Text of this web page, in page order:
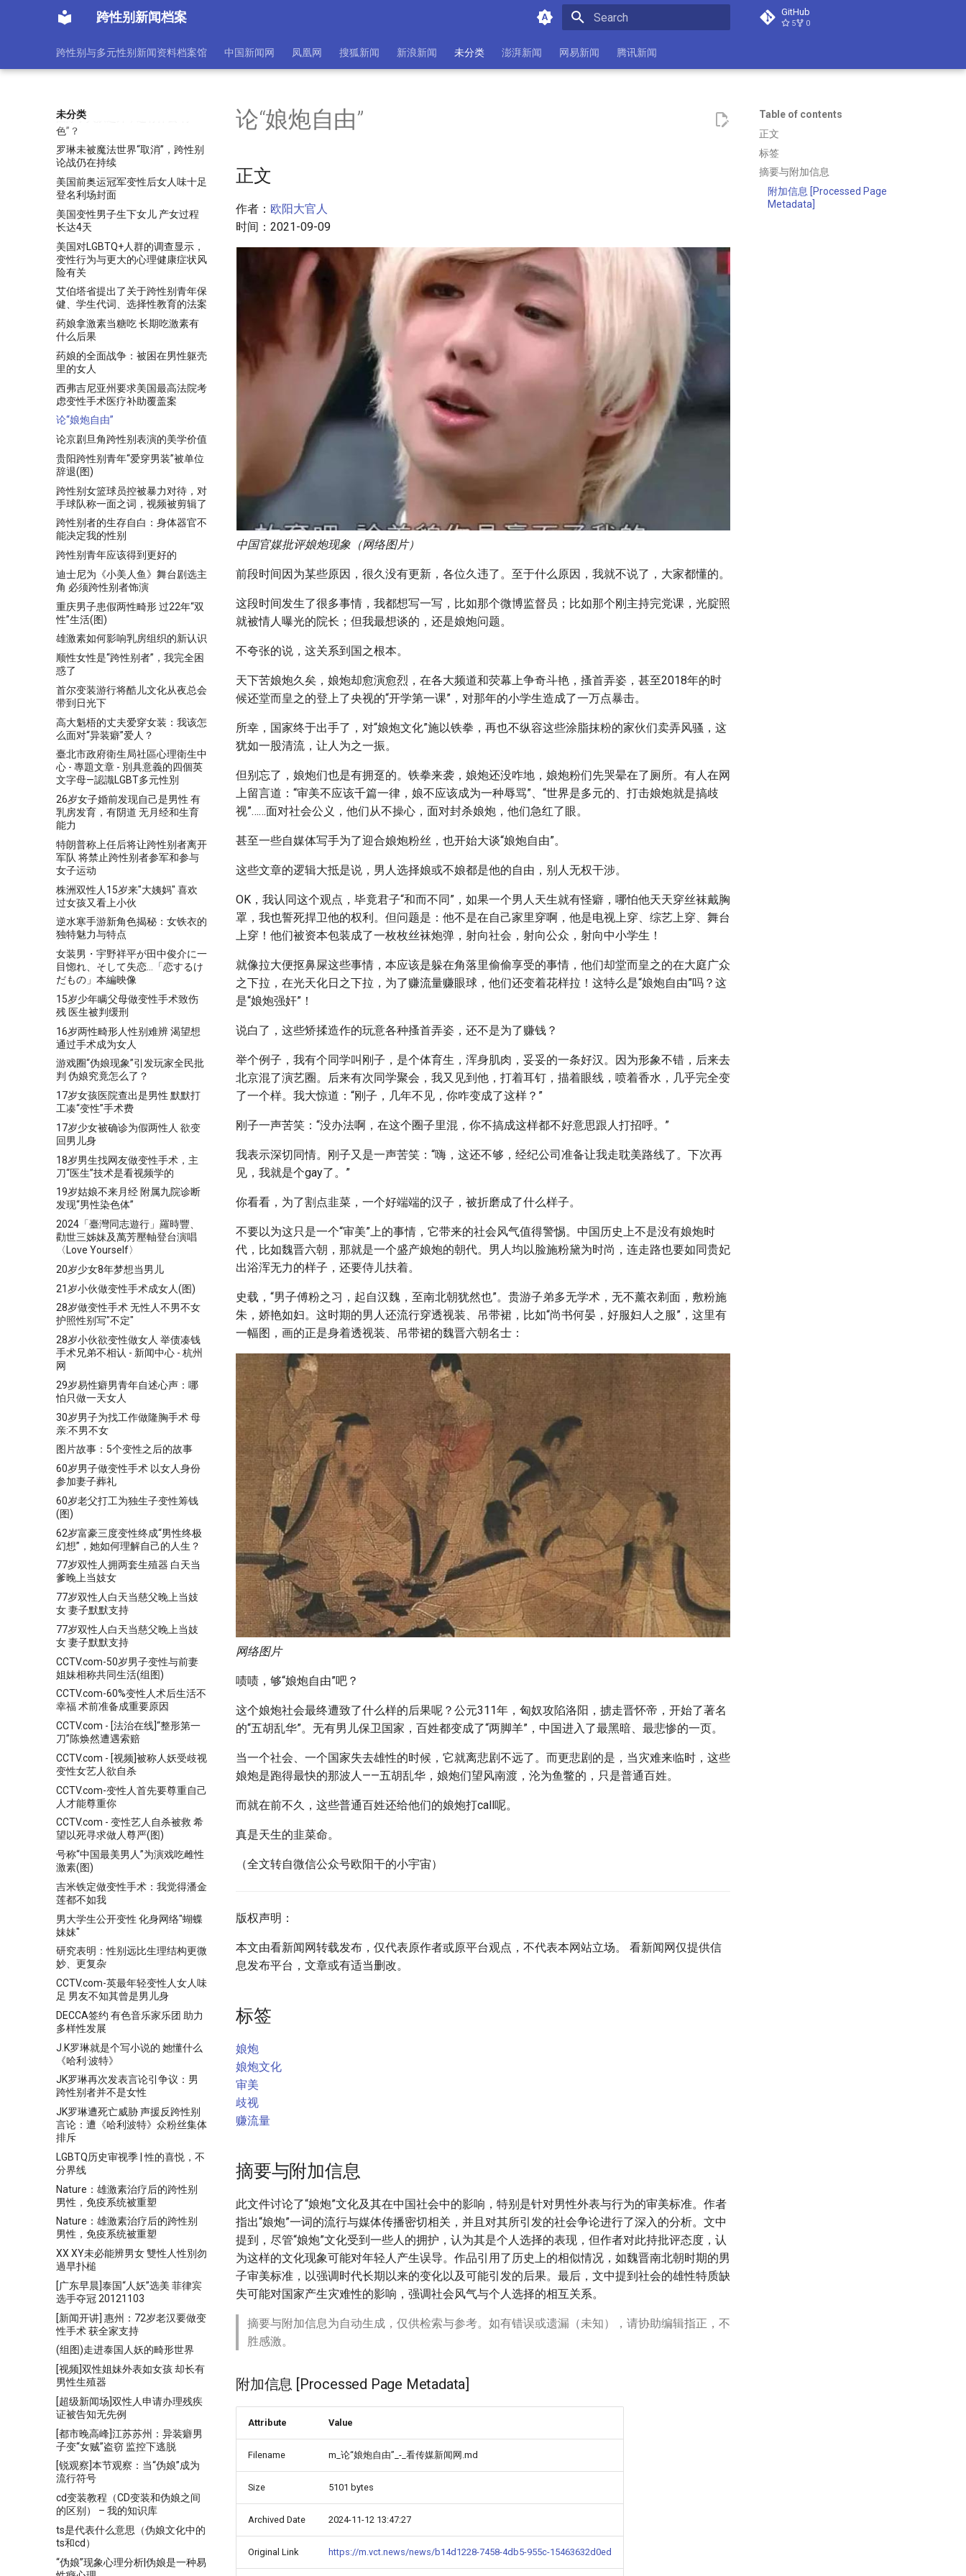
跨性别新闻档案 GitHub
5 0
跨性别与多元性别新闻资料档案馆 中国新闻网 凤凰网 搜狐新闻 新浪新闻 未分类 澎湃新闻 网易新闻 腾讯新闻
未分类
男子网恋被骗10万 “日籍华人美少
女”实为易性癖男生
又是他
男游客拒绝人妖服务被殴:记者暗
国除了人妖之外，还有什么“特
色”？
罗琳未被魔法世界“取消”，跨性别
论战仍在持续
美国前奥运冠军变性后女人味十足
登名利场封面
美国变性男子生下女儿 产女过程
长达4天
美国对LGBTQ+人群的调查显示，
变性行为与更大的心理健康症状风
险有关
艾伯塔省提出了关于跨性别青年保
健、学生代词、选择性教育的法案
药娘拿激素当糖吃 长期吃激素有
什么后果
药娘的全面战争：被困在男性躯壳
里的女人
西弗吉尼亚州要求美国最高法院考
虑变性手术医疗补助覆盖案
论“娘炮自由”
论京剧旦角跨性别表演的美学价值
贵阳跨性别青年“爱穿男装”被单位
辞退(图)
跨性别女篮球员控被暴力对待，对
手球队称一面之词，视频被剪辑了
跨性别者的生存自白：身体器官不
能决定我的性别
跨性别青年应该得到更好的
迪士尼为《小美人鱼》舞台剧选主
角 必须跨性别者饰演
重庆男子患假两性畸形 过22年“双
性”生活(图)
雄激素如何影响乳房组织的新认识
顺性女性是“跨性别者”，我完全困
惑了
首尔变装游行将酷儿文化从夜总会
带到日光下
高大魁梧的丈夫爱穿女装：我该怎
么面对“异装癖”爱人？
臺北市政府衛生局社區心理衛生中
心 - 專題文章 - 別具意義的四個英
文字母—認識LGBT多元性別
26岁女子婚前发现自己是男性 有
乳房发育，有阴道 无月经和生育
能力
特朗普称上任后将让跨性别者离开
军队 将禁止跨性别者参军和参与
女子运动
株洲双性人15岁来"大姨妈" 喜欢
过女孩又看上小伙
逆水寒手游新角色揭秘：女铁衣的
独特魅力与特点
女装男・宇野祥平が田中俊介に一
目惚れ、そして失恋…「恋するけ
だもの」本編映像
15岁少年瞒父母做变性手术致伤
残 医生被判缓刑
16岁两性畸形人性别难辨 渴望想
通过手术成为女人
游戏圈“伪娘现象”引发玩家全民批
判 伪娘究竟怎么了？
17岁女孩医院查出是男性 默默打
工凑“变性”手术费
17岁少女被确诊为假两性人 欲变
回男儿身
18岁男生找网友做变性手术，主
刀“医生”技术是看视频学的
19岁姑娘不来月经 附属九院诊断
发现“男性染色体”
2024「臺灣同志遊行」羅時豐、
勸世三姊妹及萬芳壓軸登台演唱
〈Love Yourself〉
20岁少女8年梦想当男儿
21岁小伙做变性手术成女人(图)
28岁做变性手术 无性人不男不女
护照性别写"不定"
28岁小伙欲变性做女人 举债凑钱
手术兄弟不相认 - 新闻中心 - 杭州
网
29岁易性癖男青年自述心声：哪
怕只做一天女人
30岁男子为找工作做隆胸手术 母
亲:不男不女
图片故事：5个变性之后的故事
60岁男子做变性手术 以女人身份
参加妻子葬礼
60岁老父打工为独生子变性筹钱
(图)
62岁富豪三度变性终成“男性终极
幻想”，她如何理解自己的人生？
77岁双性人拥两套生殖器 白天当
爹晚上当妓女
77岁双性人白天当慈父晚上当妓
女 妻子默默支持
77岁双性人白天当慈父晚上当妓
女 妻子默默支持
CCTV.com-50岁男子变性与前妻
姐妹相称共同生活(组图)
CCTV.com-60%变性人术后生活不
幸福 术前准备成重要原因
CCTV.com - [法治在线]“整形第一
刀”陈焕然遭遇索赔
CCTV.com - [视频]被称人妖受歧视
变性女艺人欲自杀
CCTV.com-变性人首先要尊重自己
人才能尊重你
CCTV.com - 变性艺人自杀被救 希
望以死寻求做人尊严(图)
号称“中国最美男人”为演戏吃雌性
激素(图)
吉米铁定做变性手术：我觉得潘金
莲都不如我
男大学生公开变性 化身网络"蝴蝶
妹妹"
研究表明：性别远比生理结构更微
妙、更复杂
CCTV.com-英最年轻变性人女人味
足 男友不知其曾是男儿身
DECCA签约 有色音乐家乐团 助力
多样性发展
J.K罗琳就是个写小说的 她懂什么
《哈利·波特》
JK罗琳再次发表言论引争议：男
跨性别者并不是女性
JK罗琳遭死亡威胁 声援反跨性别
言论：遭《哈利波特》众粉丝集体
排斥
LGBTQ历史审视季 | 性的喜悦，不
分界线
Nature：雄激素治疗后的跨性别
男性，免疫系统被重塑
Nature：雄激素治疗后的跨性别
男性，免疫系统被重塑
XX XY未必能辨男女 雙性人性別勿
過早扑槌
[广东早晨]泰国“人妖”选美 菲律宾
选手夺冠 20121103
[新闻开讲] 惠州：72岁老汉要做变
性手术 获全家支持
(组图)走进泰国人妖的畸形世界
[视频]双性姐妹外表如女孩 却长有
男性生殖器
[超级新闻场]双性人申请办理残疾
证被告知无先例
[都市晚高峰]江苏苏州：异装癖男
子变“女贼”盗窃 监控下逃脱
[锐观察]本节观察：当“伪娘”成为
流行符号
cd变装教程（CD变装和伪娘之间
的区别） – 我的知识库
ts是代表什么意思（伪娘文化中的
ts和cd）
“伪娘”现象心理分析|伪娘是一种易
Table of contents
正文
标签
摘要与附加信息
附加信息 [Processed Page
Metadata]
论“娘炮自由”
正文
作者： 欧阳大官人
时间：2021-09-09
中国官媒批评娘炮现象（网络图片）
前段时间因为某些原因，很久没有更新，各位久违了。至于什么原因，我就不说了，大家都懂的。
这段时间发生了很多事情，我都想写一写，比如那个微博监督员；比如那个刚主持完党课，光腚照
就被情人曝光的院长；但我最想谈的，还是娘炮问题。
不夸张的说，这关系到国之根本。
天下苦娘炮久矣，娘炮却愈演愈烈，在各大频道和荧幕上争奇斗艳，搔首弄姿，甚至2018年的时
候还堂而皇之的登上了央视的“开学第一课”，对那年的小学生造成了一万点暴击。
所幸，国家终于出手了，对“娘炮文化”施以铁拳，再也不纵容这些涂脂抹粉的家伙们卖弄风骚，这
犹如一股清流，让人为之一振。
但别忘了，娘炮们也是有拥趸的。铁拳来袭，娘炮还没咋地，娘炮粉们先哭晕在了厕所。有人在网
上留言道：“审美不应该千篇一律，娘不应该成为一种辱骂”、“世界是多元的、打击娘炮就是搞歧
视”……面对社会公义，他们从不操心，面对封杀娘炮，他们急红了眼。
甚至一些自媒体写手为了迎合娘炮粉丝，也开始大谈“娘炮自由”。
这些文章的逻辑大抵是说，男人选择娘或不娘都是他的自由，别人无权干涉。
OK，我认同这个观点，毕竟君子“和而不同”，如果一个男人天生就有怪癖，哪怕他天天穿丝袜戴胸
罩，我也誓死捍卫他的权利。但问题是：他不是在自己家里穿啊，他是电视上穿、综艺上穿、舞台
上穿！他们被资本包装成了一枚枚丝袜炮弹，射向社会，射向公众，射向中小学生！
就像拉大便抠鼻屎这些事情，本应该是躲在角落里偷偷享受的事情，他们却堂而皇之的在大庭广众
之下拉，在光天化日之下拉，为了赚流量赚眼球，他们还变着花样拉！这特么是“娘炮自由”吗？这
是“娘炮强奸”！
说白了，这些矫揉造作的玩意各种搔首弄姿，还不是为了赚钱？
举个例子，我有个同学叫刚子，是个体育生，浑身肌肉，妥妥的一条好汉。因为形象不错，后来去
北京混了演艺圈。后来有次同学聚会，我又见到他，打着耳钉，描着眼线，喷着香水，几乎完全变
了一个样。我大惊道：“刚子，几年不见，你咋变成了这样？”
刚子一声苦笑：“没办法啊，在这个圈子里混，你不搞成这样都不好意思跟人打招呼。”
我表示深切同情。刚子又是一声苦笑：“嗨，这还不够，经纪公司准备让我走耽美路线了。下次再
见，我就是个gay了。”
你看看，为了割点韭菜，一个好端端的汉子，被折磨成了什么样子。
不要以为这只是一个“审美”上的事情，它带来的社会风气值得警惕。中国历史上不是没有娘炮时
代，比如魏晋六朝，那就是一个盛产娘炮的朝代。男人均以脸施粉黛为时尚，连走路也要如同贵妃
出浴浑无力的样子，还要侍儿扶着。
史载，“男子傅粉之习，起自汉魏，至南北朝犹然也”。贵游子弟多无学术，无不薰衣剃面，敷粉施
朱，娇艳如妇。这时期的男人还流行穿透视装、吊带裙，比如“尚书何晏，好服妇人之服”，这里有
一幅图，画的正是身着透视装、吊带裙的魏晋六朝名士：
网络图片
啧啧，够“娘炮自由”吧？
这个娘炮社会最终遭致了什么样的后果呢？公元311年，匈奴攻陷洛阳，掳走晋怀帝，开始了著名
的“五胡乱华”。无有男儿保卫国家，百姓都变成了“两脚羊”，中国进入了最黑暗、最悲惨的一页。
当一个社会、一个国家失去雄性的时候，它就离悲剧不远了。而更悲剧的是，当灾难来临时，这些
娘炮是跑得最快的那波人——五胡乱华，娘炮们望风南渡，沦为鱼鳖的，只是普通百姓。
而就在前不久，这些普通百姓还给他们的娘炮打call呢。
真是天生的韭菜命。
（全文转自微信公众号欧阳干的小宇宙）
版权声明：
本文由看新闻网转载发布，仅代表原作者或原平台观点，不代表本网站立场。 看新闻网仅提供信
息发布平台，文章或有适当删改。
标签
娘炮
娘炮文化
审美
歧视
赚流量
摘要与附加信息
此文件讨论了“娘炮”文化及其在中国社会中的影响，特别是针对男性外表与行为的审美标准。作者
指出“娘炮”一词的流行与媒体传播密切相关，并且对其所引发的社会争论进行了深入的分析。文中
提到，尽管“娘炮”文化受到一些人的拥护，认为其是个人选择的表现，但作者对此持批评态度，认
为这样的文化现象可能对年轻人产生误导。作品引用了历史上的相似情况，如魏晋南北朝时期的男
子审美标准，以强调时代长期以来的变化以及可能引发的后果。最后，文中提到社会的雄性特质缺
失可能对国家产生灾难性的影响，强调社会风气与个人选择的相互关系。
摘要与附加信息为自动生成，仅供检索与参考。如有错误或遗漏（未知），请协助编辑指正，不
胜感激。
附加信息 [Processed Page Metadata]
Attribute Value
Filename m_论“娘炮自由”_-_看传媒新闻网.md
Size 5101 bytes
Archived Date 2024-11-12 13:47:27
Original Link https://m.vct.news/news/b14d1228-7458-4db5-955c-15463632d0ed